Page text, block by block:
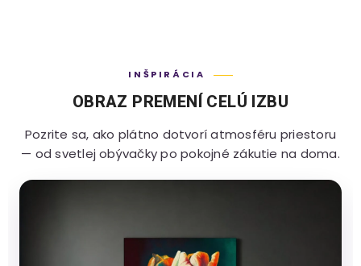
INŠPIRÁCIA
OBRAZ PREMENÍ CELÚ IZBU
Pozrite sa, ako plátno dotvorí atmosféru priestoru
— od svetlej obývačky po pokojné zákutie na doma.